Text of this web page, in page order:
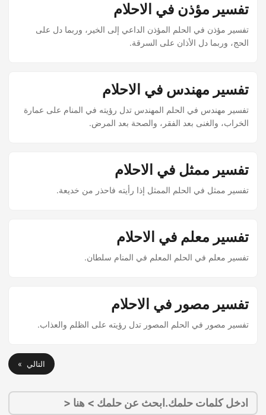
تفسير مؤذن في الاحلام
تفسير مؤذن في الحلم المؤذن الداعي إلى الخير، وربما دل على
الحج، وربما دل الأذان على السرقة.
تفسير مهندس في الاحلام
تفسير مهندس في الحلم المهندس تدل رؤيته في المنام على عمارة
الخراب، والغنى بعد الفقر، والصحة بعد المرض.
تفسير ممثل في الاحلام
تفسير ممثل في الحلم الممثل إذا رأيته فاحذر من خديعة.
تفسير معلم في الاحلام
تفسير معلم في الحلم المعلم في المنام سلطان.
تفسير مصور في الاحلام
تفسير مصور في الحلم المصور تدل رؤيته على الظلم والعذاب.
التالي »